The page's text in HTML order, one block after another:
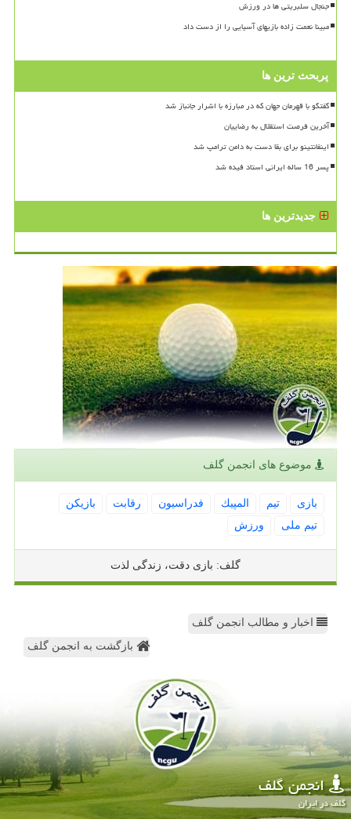
جنجال سلبریتی ها در ورزش
مبینا نعمت زاده بازیهای آسیایی را از دست داد
پربحث ترین ها
گفتگو با قهرمان جهان که در مبارزه با اشرار جانباز شد
آخرین فرصت استقلال به رضاییان
اینفانتینو برای بقا دست به دامن ترامپ شد
پسر 16 ساله ایرانی استاد فیده شد
جدیدترین ها
موضوع های انجمن گلف
بازی تیم المپیك فدراسیون رقابت
بازیكن
تیم ملی
ورزش
گلف: بازی دقت، زندگی لذت
اخبار و مطالب انجمن گلف
بازگشت به انجمن گلف
انجمن گلف
گلف در ایران